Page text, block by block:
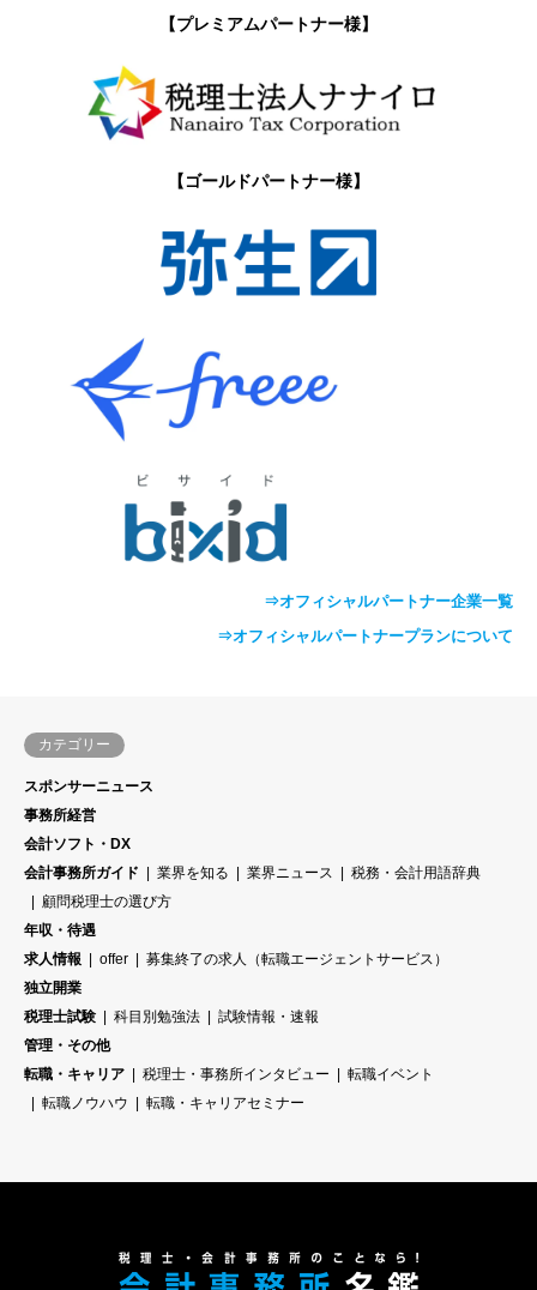
【プレミアムパートナー様】
【ゴールドパートナー様】
⇒オフィシャルパートナー企業一覧
⇒オフィシャルパートナープランについて
カテゴリー
スポンサーニュース
事務所経営
会計ソフト・DX
会計事務所ガイド
業界を知る 業界ニュース
税務・会計用語辞典
顧問税理士の選び方
年収・待遇
求人情報
offer
募集終了の求人（転職エージェントサービス）
独立開業
税理士試験
科目別勉強法
試験情報・速報
管理・その他
転職・キャリア
税理士・事務所インタビュー
転職イベント
転職ノウハウ
転職・キャリアセミナー